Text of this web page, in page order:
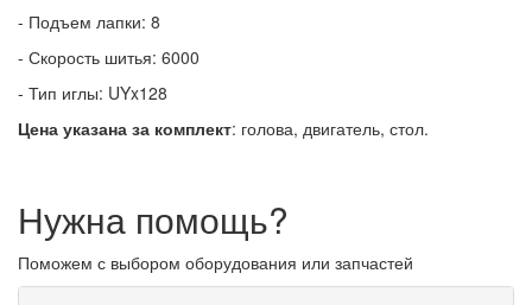
- Подъем лапки: 8
- Скорость шитья: 6000
- Тип иглы: UYx128
Цена указана за комплект: голова, двигатель, стол.
Нужна помощь?
Поможем с выбором оборудования или запчастей